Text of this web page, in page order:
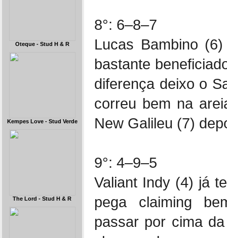
Oteque - Stud H & R
Kempes Love - Stud Verde
The Lord - Stud H & R
8°: 6–8–7
Lucas Bambino
bastante
diferença deixo o
correu bem na
New Galileu (7)
9°: 4–9–5
Valiant Indy (4) já
pega claiming
passar por cima